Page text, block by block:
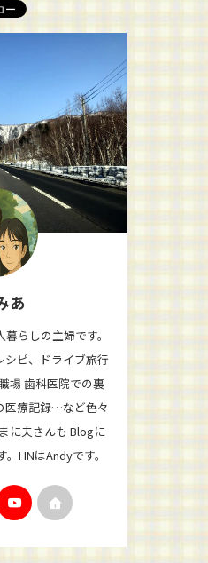
あ
らしの主婦です。
シピ、ドライブ旅行
場 歯科医院での裏
医療記録…など色々
に夫さんも Blogに
HNはAndyです。